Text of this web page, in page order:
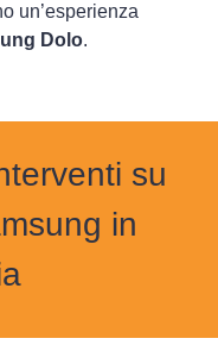
un’esperienza
Dolo.
su
in